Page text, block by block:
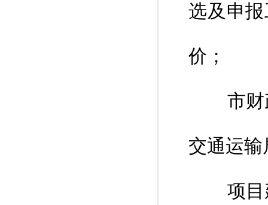
选及申
价；
市财政
交通运
项目建